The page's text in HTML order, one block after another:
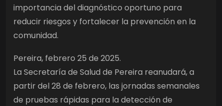
importancia del diagnóstico oportuno para
reducir riesgos y fortalecer la prevención en la
comunidad.
Pereira, febrero 25 de 2025.
La Secretaría de Salud de Pereira reanudará, a
partir del 28 de febrero, las jornadas semanales
de pruebas rápidas para la detección de